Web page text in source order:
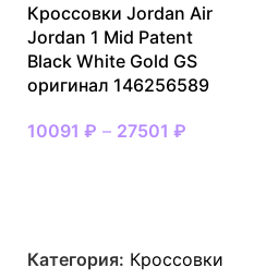
Кроссовки Jordan Air
Jordan 1 Mid Patent
Black White Gold GS
оригинал 146256589
10091 ₽ – 27501 ₽
Категория: Кроссовки